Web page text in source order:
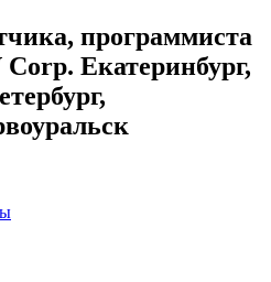
программиста
Екатеринбург,